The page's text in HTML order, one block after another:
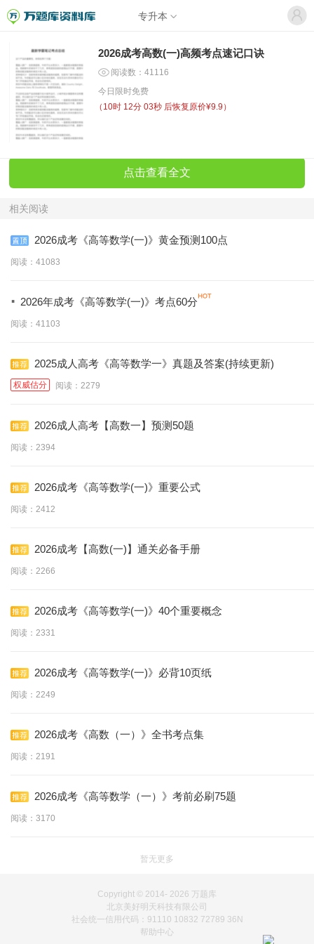
专升本
2026成考高数(一)高频考点速记口诀
阅读数：41116
今日限时免费
（ 10时 12分 03秒 后恢复原价¥9.9）
点击查看全文
相关阅读
2026成考《高等数学(一)》黄金预测100点
阅读：41083
· 2026年成考《高等数学(一)》考点60分
阅读：41103
2025成人高考《高等数学一》真题及答案(持续更新)
权威估分 阅读：2279
2026成人高考【高数一】预测50题
阅读：2394
2026成考《高等数学(一)》重要公式
阅读：2412
2026成考【高数(一)】通关必备手册
阅读：2266
2026成考《高等数学(一)》40个重要概念
阅读：2331
2026成考《高等数学(一)》必背10页纸
阅读：2249
2026成考《高数（一）》全书考点集
阅读：2191
2026成考《高等数学（一）》考前必刷75题
阅读：3170
暂无更多
Copyright © 2014- 2026 万题库
北京美好明天科技有限公司
社会统一信用代码：91110 10832 72789 36N
帮助中心